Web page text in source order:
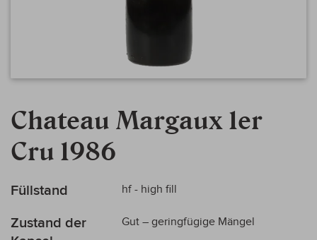
Chateau Margaux 1er
Cru 1986
Mehr
Füllstand hf - high fill
Zustand der
Gut – geringfügige Mängel
Zum
der
Bildergalerie
springen